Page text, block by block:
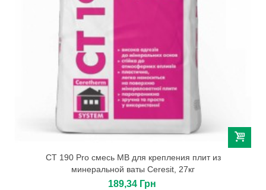
СТ 190 Pro смесь МВ для крепления плит из
минеральной ваты Сeresit, 27кг
189,34 Грн